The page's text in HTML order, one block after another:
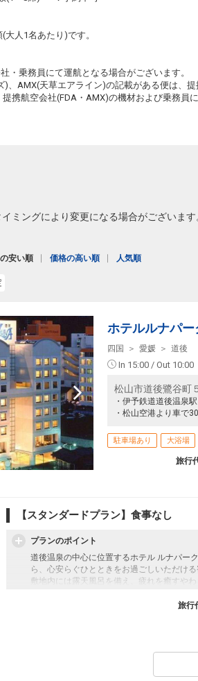
人1名あたり)です。
・乗務員にて運航となる場合がございます。
)、AMX(天草エアライン)の記載がある便は、
携航空会社(FDA・AMX)の機材および乗務員
ミングにより変更になる場合がございま
安い順 価格の高い順 人気順
ホテルルナパー
四国 愛媛 道後
In 15:00 / Out 10:00
松山市道後鷺谷町
・伊予鉄道道後温泉
・松山空港より車で
駐車場あり 大浴場
旅行
【スタンダードプラン】食事なし
プランのポイント
道後温泉の中心に位置するホテル ルナパー
ら、心安らぐひとときをお過ごしいただける
敷地内には露天風呂を備え、疲れを癒すや
和の趣と現代的な快適さを兼ね備えた客室
施設使用料として1人1泊1,100円のお支払
旅行